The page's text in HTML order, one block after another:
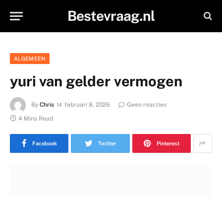
Bestevraag.nl
ALGEMEEN
yuri van gelder vermogen
By Chris februari 8, 2026
Geen reacties
4 Mins Read
Facebook Twitter Pinterest